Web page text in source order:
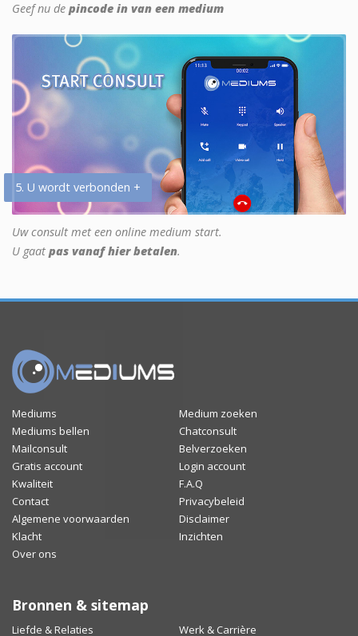
Geef nu de pincode in van een medium
5. U wordt verbonden +
Uw consult met een online medium start.
U gaat pas vanaf hier betalen.
Mediums
Medium zoeken
Mediums bellen
Chatconsult
Mailconsult
Belverzoeken
Gratis account
Login account
Kwaliteit
F.A.Q
Contact
Privacybeleid
Algemene voorwaarden
Disclaimer
Klacht
Inzichten
Over ons
Bronnen & sitemap
Liefde & Relaties Werk & Carrière